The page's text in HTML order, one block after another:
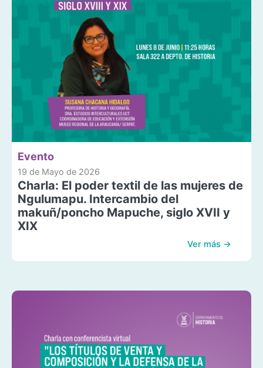
Evento
19 de Mayo de 2026
Charla: El poder textil de las mujeres de
Ngulumapu. Intercambio del
makuñ/poncho Mapuche, siglo XVII y
XIX
Ver más →